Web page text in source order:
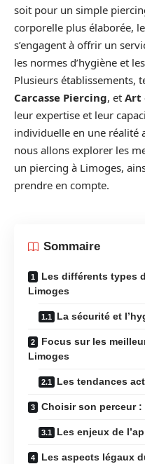
soit pour un simple
corporelle plus élaborée,
s’engagent à offrir un
les normes d’hygiène et
Plusieurs établissements,
Carcasse Piercing, et Art
leur expertise et leur
individuelle en une réalité
nous allons explorer les
un piercing à Limoges,
prendre en compte.
Sommaire
Les différents types
Limoges
La sécurité et
Focus sur les
Limoges
Les tendances
Choisir son perceur
Les enjeux de
Les aspects légaux